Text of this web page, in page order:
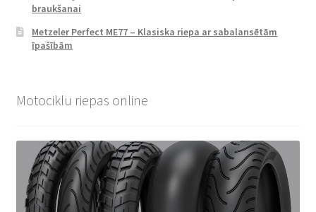
braukšanai
Metzeler Perfect ME77 – Klasiska riepa ar sabalansētām
īpašībām
Motociklu riepas online